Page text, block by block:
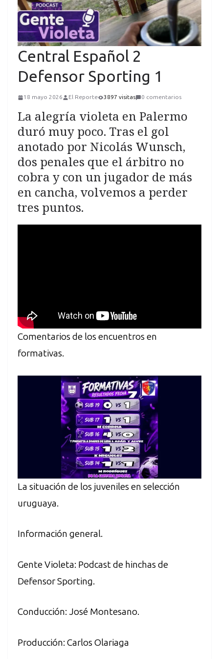
Central Español 2
Defensor Sporting 1
18 mayo 2026 El Reporte 3897 visitas 0 comentarios
La alegría violeta en Palermo
duró muy poco. Tras el gol
anotado por Nicolás Wunsch,
dos penales que el árbitro no
cobra y con un jugador de más
en cancha, volvemos a perder
tres puntos.
Comentarios de los encuentros en
formativas.
La situación de los juveniles en selección
uruguaya.
Información general.
Gente Violeta: Podcast de hinchas de
Defensor Sporting.
Conducción: José Montesano.
Producción: Carlos Olariaga